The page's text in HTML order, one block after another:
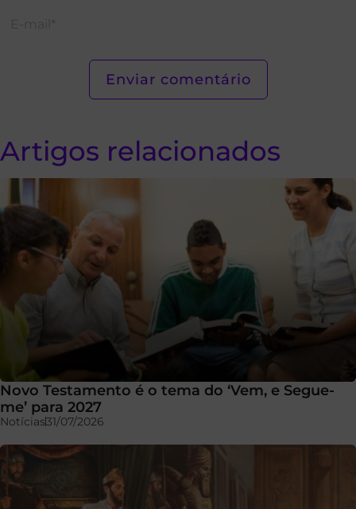
Artigos relacionados
Novo Testamento é o tema do ‘Vem, e Segue-
me’ para 2027
Notícias31/07/2026